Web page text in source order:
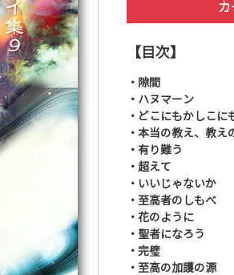
カ
【目次】
・隙間
・ハヌマーン
・どこにもかしこに
・本当の教え、教え
・有り難う
・超えて
・いいじゃないか
・至高者のしもべ
・花のように
・聖者になろう
・完璧
・至高の加護の源